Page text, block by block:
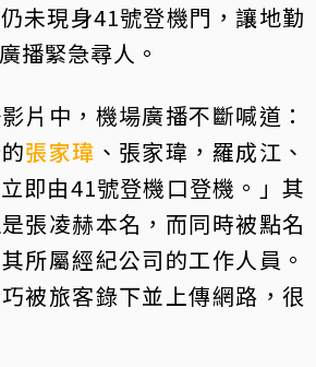
未現身41號登機門，讓地勤
播緊急尋人。
片中，機場廣播不斷喊道：
張家瑋 、張家瑋，羅成江、
即由41號登機口登機。」其
張凌赫本名，而同時被點名
所屬經紀公司的工作人員。
被旅客錄下並上傳網路，很